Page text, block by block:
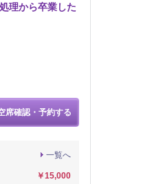
理から卒業した
席確認・予約する
一覧へ
￥15,000